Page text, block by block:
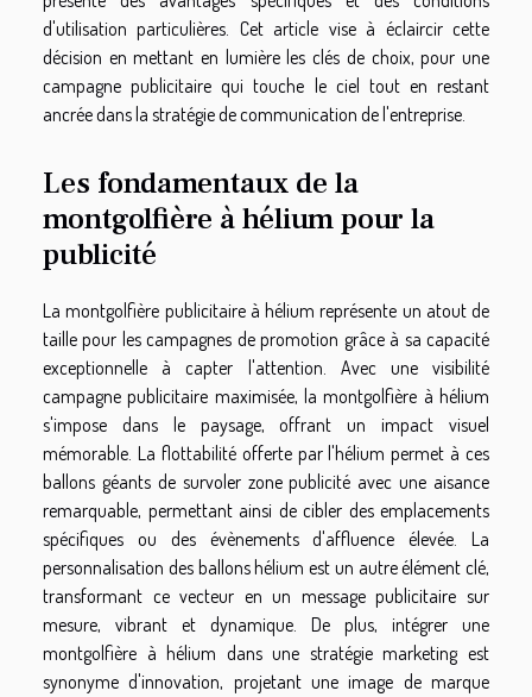
d'utilisation particulières. Cet article vise à éclaircir cette
décision en mettant en lumière les clés de choix, pour une
campagne publicitaire qui touche le ciel tout en restant
ancrée dans la stratégie de communication de l'entreprise.
Les fondamentaux de la
montgolfière à hélium pour la
publicité
La montgolfière publicitaire à hélium représente un atout de
taille pour les campagnes de promotion grâce à sa capacité
exceptionnelle à capter l'attention. Avec une visibilité
campagne publicitaire maximisée, la montgolfière à hélium
s'impose dans le paysage, offrant un impact visuel
mémorable. La flottabilité offerte par l'hélium permet à ces
ballons géants de survoler zone publicité avec une aisance
remarquable, permettant ainsi de cibler des emplacements
spécifiques ou des évènements d'affluence élevée. La
personnalisation des ballons hélium est un autre élément clé,
transformant ce vecteur en un message publicitaire sur
mesure, vibrant et dynamique. De plus, intégrer une
montgolfière à hélium dans une stratégie marketing est
synonyme d'innovation, projetant une image de marque